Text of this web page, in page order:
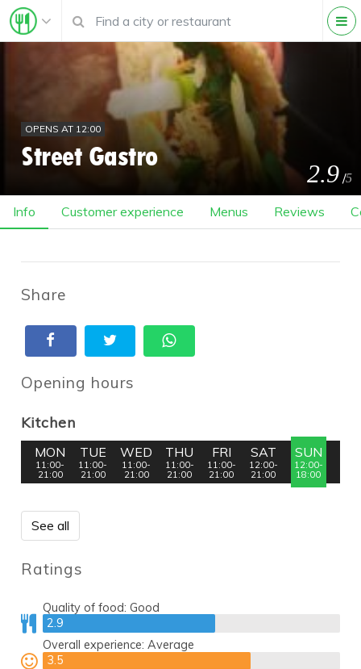
OPENS AT 12:00
Street Gastro 2.9 /5
Info Customer experience Menus Reviews
Share
Opening hours
Kitchen
MON
11:00-
21:00
TUE
11:00-
21:00
WED
11:00-
21:00
THU
11:00-
21:00
FRI
11:00-
21:00
SAT
12:00-
21:00
SUN
12:00-
18:00
See all
Ratings
Quality of food:Good
2.9
2.9
Overall experience:Average
3.5
3.5